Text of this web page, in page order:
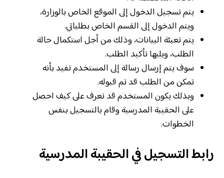
يتم تسجيل الدخول إلى الموقع الخاص بالوزارة،
ويتم الدخول إلى القسم الخاص بطلباتي.
يتم تعبئة البيانات، وذلك من أجل استكمال حالة
الطلب، ويليها تأكيد الطلب.
سوف يتم إرسال رسالة إلى المستخدم تفيد بأنه
تمكن من الطلب قد تم قبوله.
وبذلك يكون المستخدم قد تعرف على كيف احصل
على الحقيبة المدرسية وقام بالتسجيل بنفس
الخطوات.
رابط التسجيل في الحقيبة المدرسية